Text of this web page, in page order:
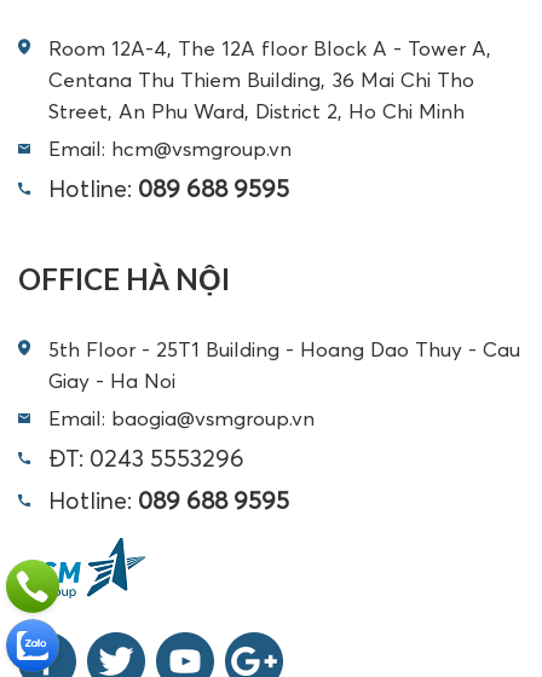
Room 12A-4, The 12A floor Block A - Tower A,
Centana Thu Thiem Building, 36 Mai Chi Tho
Street, An Phu Ward, District 2, Ho Chi Minh
Email: hcm@vsmgroup.vn
Hotline: 089 688 9595
OFFICE HÀ NỘI
5th Floor - 25T1 Building - Hoang Dao Thuy - Cau
Giay - Ha Noi
Email: baogia@vsmgroup.vn
ĐT: 0243 5553296
Hotline: 089 688 9595